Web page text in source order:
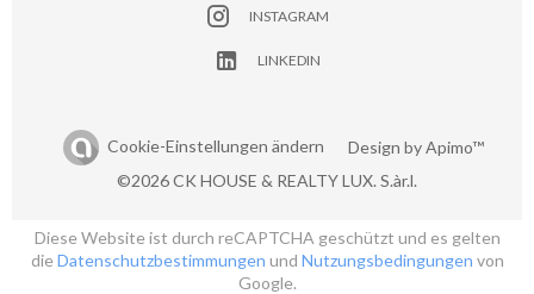
INSTAGRAM
LINKEDIN
Cookie-Einstellungen ändern Design byApimo™
©2026 CK HOUSE & REALTY LUX. S.àr.l.
Diese Website ist durch reCAPTCHA geschützt und es gelten
die Datenschutzbestimmungen und Nutzungsbedingungen von
Google.